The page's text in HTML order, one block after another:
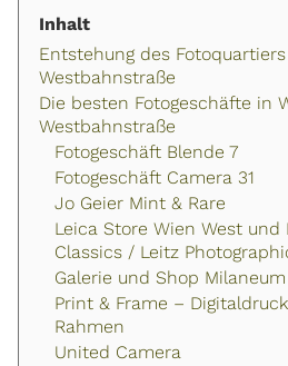
Inhalt
Entstehung des
Westbahnstraße
Die besten Fotogeschäfte in
Westbahnstraße
Fotogeschäft Blende 7
Fotogeschäft Camera 31
Jo Geier Mint & Rare
Leica Store Wien West und
Classics / Leitz
Galerie und Shop Milaneum
Print & Frame –
Rahmen
United Camera